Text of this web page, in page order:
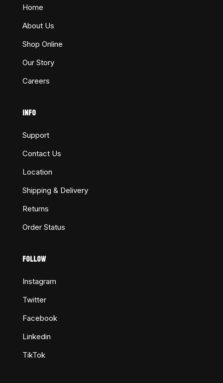
Home
About Us
Shop Online
Our Story
Careers
INFO
Support
Contact Us
Location
Shipping & Delivery
Returns
Order Status
FOLLOW
Instagram
Twitter
Facebook
Linkedin
TikTok